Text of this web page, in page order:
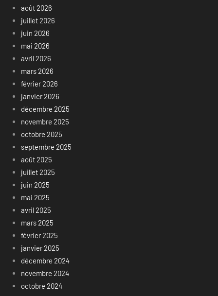
août 2026
juillet 2026
juin 2026
mai 2026
avril 2026
mars 2026
février 2026
janvier 2026
décembre 2025
novembre 2025
octobre 2025
septembre 2025
août 2025
juillet 2025
juin 2025
mai 2025
avril 2025
mars 2025
février 2025
janvier 2025
décembre 2024
novembre 2024
octobre 2024